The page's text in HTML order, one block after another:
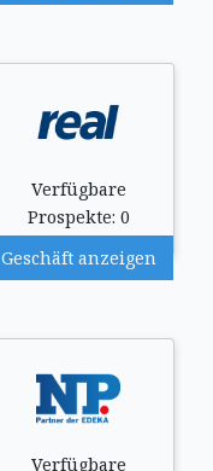
Verfügbare
Prospekte: 0
Geschäft anzeigen
Verfügbare